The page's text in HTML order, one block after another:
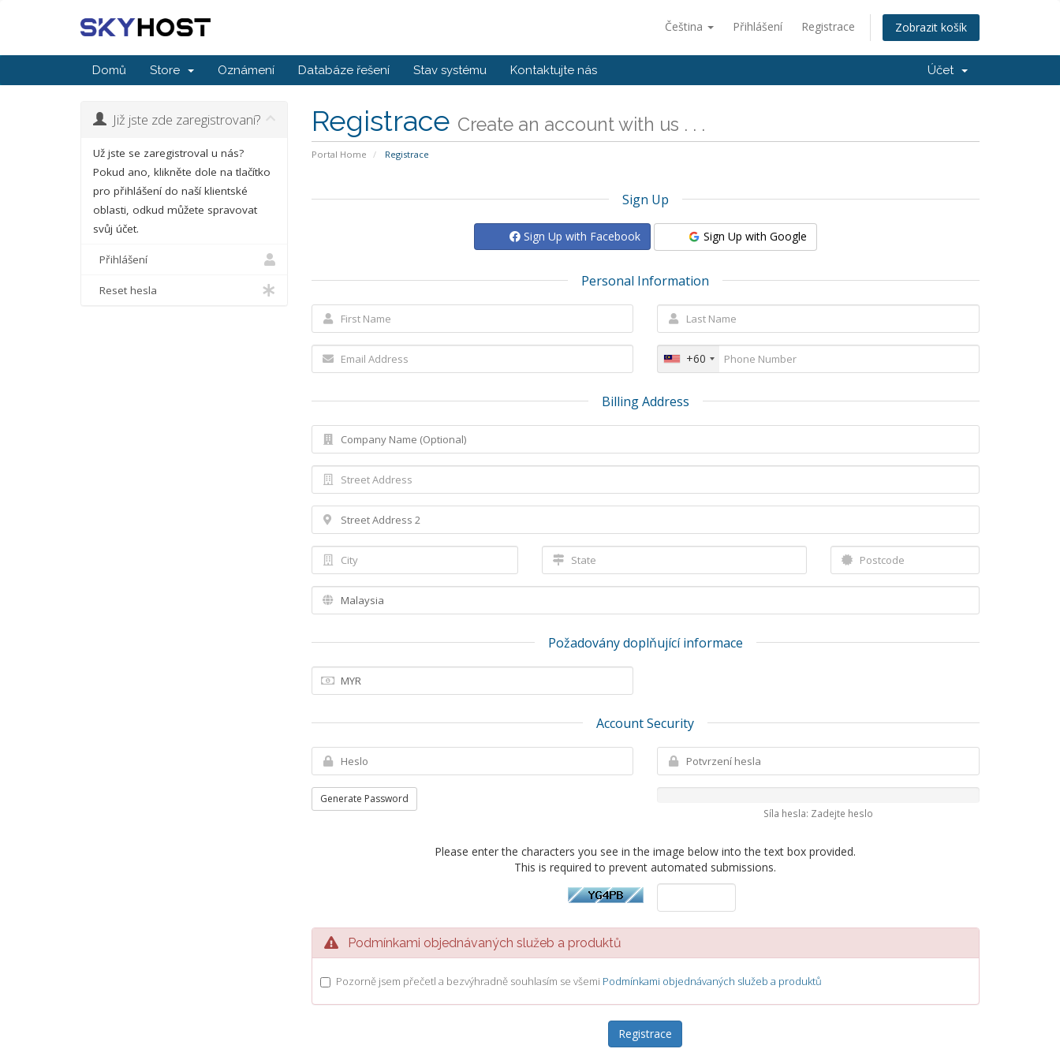
Čeština Přihlášení Registrace Zobrazit košík
Domů Store Oznámení Databáze řešení Stav systému Kontaktujte nás Účet
Registrace Create an account with us . . .
Portal Home Registrace
Již jste zde zaregistrovaní?
Už jste se zaregistroval u nás?
Pokud ano, klikněte dole na tlačítko
pro přihlášení do naší klientské
oblasti, odkud můžete spravovat
svůj účet.
Přihlášení
Reset hesla
Sign Up
Sign Up with Facebook Sign Up with Google
Personal Information
+60
Billing Address
Požadovány doplňující informace
Account Security
Generate Password
Síla hesla: Zadejte heslo
Please enter the characters you see in the image below into the text box provided.
This is required to prevent automated submissions.
Podmínkami objednávaných služeb a produktů
Pozorně jsem přečetl a bezvýhradně souhlasím se všemi Podmínkami objednávaných služeb a produktů